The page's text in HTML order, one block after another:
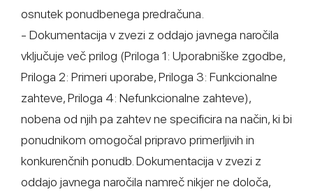
osnutek ponudbenega predračuna.
- Dokumentacija v zvezi z oddajo javnega naročila
vključuje več prilog (Priloga 1: Uporabniške zgodbe,
Priloga 2: Primeri uporabe, Priloga 3: Funkcionalne
zahteve, Priloga 4: Nefunkcionalne zahteve),
nobena od njih pa zahtev ne specificira na način, ki bi
ponudnikom omogočal pripravo primerljivih in
konkurenčnih ponudb. Dokumentacija v zvezi z
oddajo javnega naročila namreč nikjer ne določa,